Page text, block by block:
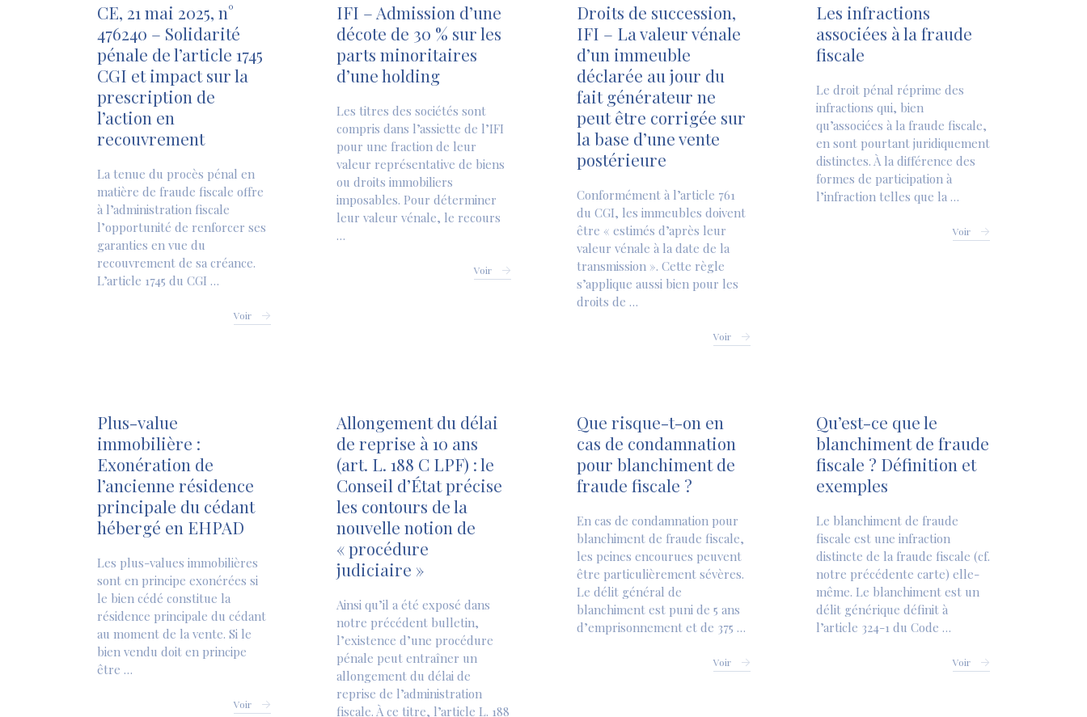
CE, 21 mai 2025, n°
476240 – Solidarité
pénale de l’article 1745
CGI et impact sur la
prescription de
l’action en
recouvrement
La tenue du procès pénal en
matière de fraude fiscale offre
à l’administration fiscale
l’opportunité de renforcer ses
garanties en vue du
recouvrement de sa créance.
L’article 1745 du CGI …
Voir
IFI – Admission d’une
décote de 30 % sur les
parts minoritaires
d’une holding
Les titres des sociétés sont
compris dans l’assiette de l’IFI
pour une fraction de leur
valeur représentative de biens
ou droits immobiliers
imposables. Pour déterminer
leur valeur vénale, le recours
…
Voir
Droits de succession,
IFI – La valeur vénale
d’un immeuble
déclarée au jour du
fait générateur ne
peut être corrigée sur
la base d’une vente
postérieure
Conformément à l’article 761
du CGI, les immeubles doivent
être « estimés d’après leur
valeur vénale à la date de la
transmission ». Cette règle
s’applique aussi bien pour les
droits de …
Voir
Les infractions
associées à la fraude
fiscale
Le droit pénal réprime des
infractions qui, bien
qu’associées à la fraude fiscale,
en sont pourtant juridiquement
distinctes. À la différence des
formes de participation à
l’infraction telles que la …
Voir
Plus-value
immobilière :
Exonération de
l’ancienne résidence
principale du cédant
hébergé en EHPAD
Les plus-values immobilières
sont en principe exonérées si
le bien cédé constitue la
résidence principale du cédant
au moment de la vente. Si le
bien vendu doit en principe
être …
Voir
Allongement du délai
de reprise à 10 ans
(art. L. 188 C LPF) : le
Conseil d’État précise
les contours de la
nouvelle notion de
« procédure
judiciaire »
Ainsi qu’il a été exposé dans
notre précédent bulletin,
l’existence d’une procédure
pénale peut entraîner un
allongement du délai de
reprise de l’administration
fiscale. À ce titre, l’article L. 188
Que risque-t-on en
cas de condamnation
pour blanchiment de
fraude fiscale ?
En cas de condamnation pour
blanchiment de fraude fiscale,
les peines encourues peuvent
être particulièrement sévères.
Le délit général de
blanchiment est puni de 5 ans
d’emprisonnement et de 375 …
Voir
Qu’est-ce que le
blanchiment de fraude
fiscale ? Définition et
exemples
Le blanchiment de fraude
fiscale est une infraction
distincte de la fraude fiscale (cf.
notre précédente carte) elle-
même. Le blanchiment est un
délit générique définit à
l’article 324-1 du Code …
Voir